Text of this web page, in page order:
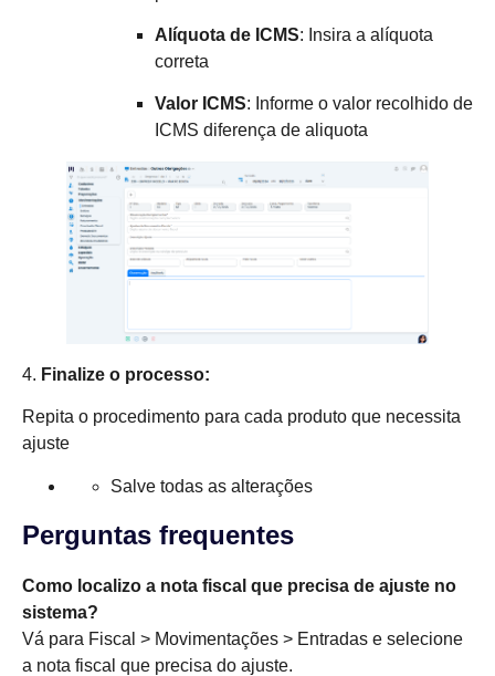
Alíquota de ICMS: Insira a alíquota
correta
Valor ICMS: Informe o valor recolhido de
ICMS diferença de aliquota
4. Finalize o processo:
Repita o procedimento para cada produto que necessita
ajuste
Salve todas as alterações
Perguntas frequentes
Como localizo a nota fiscal que precisa de ajuste no
sistema?
Vá para Fiscal > Movimentações > Entradas e selecione
a nota fiscal que precisa do ajuste.